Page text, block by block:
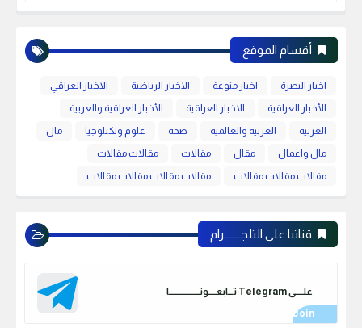
أقسام الموقع
اخبار البصرة اخبار منوعة الاخبار الرياضية
الاخبار العراقي
الأخبار العراقية
الاخبار العراقية
الأخبار العراقية والعربية
العربية
العربية والعالمية صحة علوم وتكنلوجيا
مال
مال واعمال
مقال مقالات
مقالات مقالات
مقالات مقالات مقالات
مقالات مقالات مقالات مقالات
قناتنا على التلجـــــــرام
علـــــى Telegram تـــابعـــــونـــــــــــــــــــا